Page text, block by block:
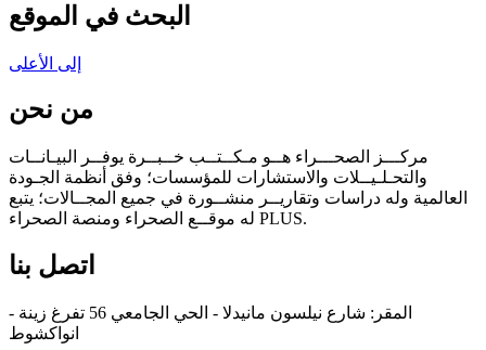
البحث في الموقع
إلى الأعلى
من نحن
مركـــز الصحـــراء هــو مـكــتــب خــبــرة يوفــر البيـانــات
والتحـلـيــلات والاستشارات للمؤسسات؛ وفق أنظمة الجـودة
العالمية وله دراسات وتقاريــر منشــورة في جميع المجــالات؛ يتبع
له موقــع الصحراء ومنصة الصحراء PLUS.
اتصل بنا
المقر: شارع نيلسون مانيدلا - الحي الجامعي 56 تفرغ زينة -